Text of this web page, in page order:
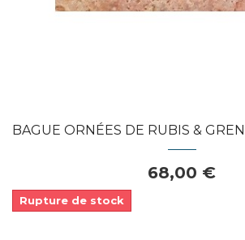
BAGUE ORNÉES DE RUBIS &
68,00 €
Rupture de stock